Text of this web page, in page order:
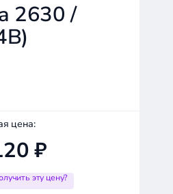
2630 /
цена:
₽
эту цену?